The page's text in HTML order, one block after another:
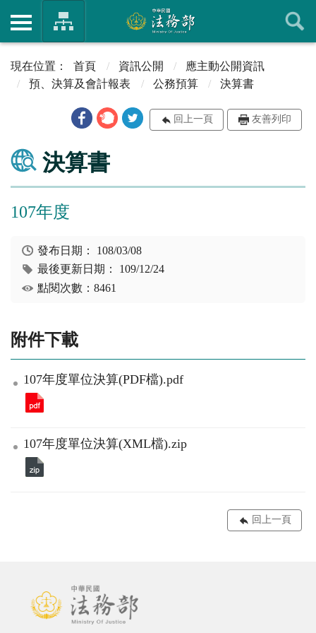
首頁 資訊公開
應主動公開資訊
預、決算及會計報表
公務預算 決算書
回上一頁 友善列印
決算書
107年度
發布日期： 108/03/08
最後更新日期： 109/12/24
點閱次數：8461
附件下載
107年度單位決算(PDF檔).pdf
107年度單位決算(XML檔).zip
回上一頁